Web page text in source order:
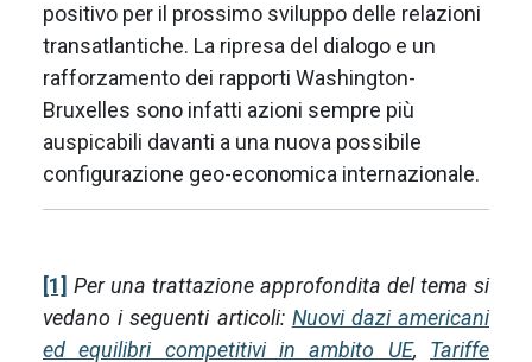
positivo per il prossimo sviluppo delle relazioni
transatlantiche. La ripresa del dialogo e un
rafforzamento dei rapporti Washington-
Bruxelles sono infatti azioni sempre più
auspicabili davanti a una nuova possibile
configurazione geo-economica internazionale.
[1] Per una trattazione approfondita del tema si
vedano i seguenti articoli: Nuovi dazi americani
ed equilibri competitivi in ambito UE, Tariffe